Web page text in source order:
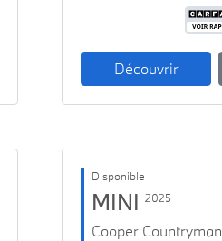
Découvrir
Disponible
MINI 2025
Cooper Countryman